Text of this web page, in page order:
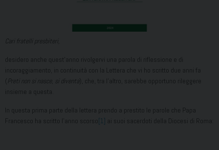
Cari fratelli presbiteri,
desidero anche quest’anno rivolgervi una parola di riflessione e di
incoraggiamento, in continuità con la Lettera che vi ho scritto due anni fa
( Preti non si nasce, si diventa), che, tra l’altro, sarebbe opportuno rileggere
insieme a questa.
In questa prima parte della lettera prendo a prestito le parole che Papa
Francesco ha scritto l’anno scorso[1] ai suoi sacerdoti della Diocesi di Roma: